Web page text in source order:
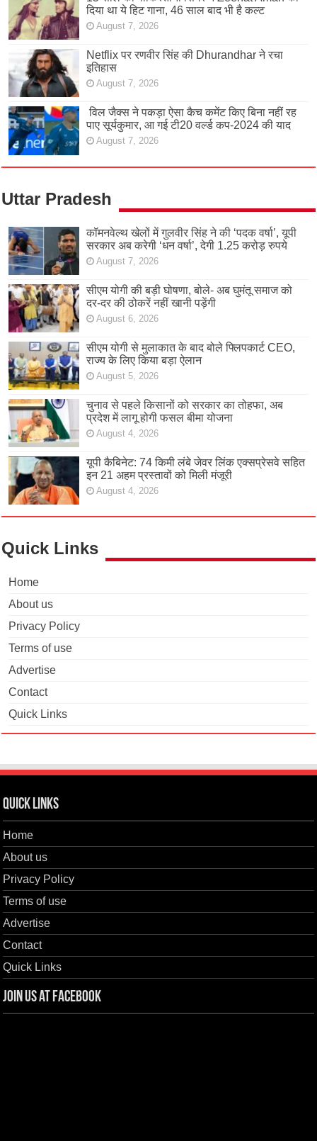
दिया था ये हिट गाना, 46 साल बाद भी है कल्ट
August 7, 2026
Netflix पर रणवीर सिंह की Dhurandhar ने रचा
इतिहास
August 7, 2026
विल जैक्स ने पकड़ा ऐसा कैच कमेंट किए बिना नहीं रह
पाए सूर्यकुमार, आ गई टी20 वर्ल्ड कप-2024 की याद
August 7, 2026
Uttar Pradesh
कॉमनवेल्थ खेलों में गुलवीर सिंह ने की ‘पदक वर्षा’, यूपी
सरकार अब करेगी ‘धन वर्षा’, देगी 1.25 करोड़ रुपये
August 7, 2026
सीएम योगी की बड़ी घोषणा, बोले- अब घुमंतू समाज को
दर-दर की ठोकरें नहीं खानी पड़ेंगी
August 6, 2026
सीएम योगी से मुलाकात के बाद बोले फ्लिपकार्ट CEO,
राज्य के लिए किया बड़ा ऐलान
August 5, 2026
चुनाव से पहले किसानों को सरकार का तोहफा, अब
प्रदेश में लागू होगी फसल बीमा योजना
August 4, 2026
यूपी कैबिनेट: 74 किमी लंबे जेवर लिंक एक्सप्रेसवे सहित
इन 21 अहम प्रस्तावों को मिली मंजूरी
August 4, 2026
Quick Links
Home
About us
Privacy Policy
Terms of use
Advertise
Contact
Quick Links
Quick Links
Home
About us
Privacy Policy
Terms of use
Advertise
Contact
Quick Links
Join us at Facebook